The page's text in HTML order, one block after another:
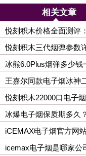
相关文章
悦刻积木价格全面测评
悦刻积木三代烟弹参数
冰熊6.0Plus烟弹多少
王嘉尔同款电子烟冰神
数与价格全解析
悦刻积木22000口电子烟
冰爆电子烟保质期多久
使用寿命
iCEMAX电子烟官方网
icemax电子烟是哪家公